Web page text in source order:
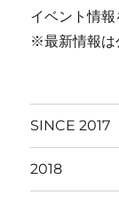
イベント情報
※最新情報は
SINCE 2017
2018